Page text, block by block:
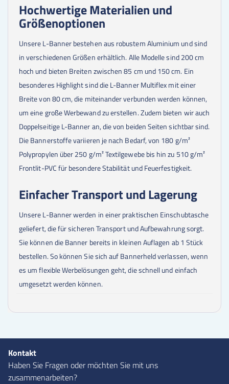
Hochwertige Materialien und
Größenoptionen
Unsere L-Banner bestehen aus robustem Aluminium und sind
in verschiedenen Größen erhältlich. Alle Modelle sind 200 cm
hoch und bieten Breiten zwischen 85 cm und 150 cm. Ein
besonderes Highlight sind die L-Banner Multiflex mit einer
Breite von 80 cm, die miteinander verbunden werden können,
um eine große Werbewand zu erstellen. Zudem bieten wir auch
Doppelseitige L-Banner an, die von beiden Seiten sichtbar sind.
Die Bannerstoffe variieren je nach Bedarf, von 180 g/m²
Polypropylen über 250 g/m² Textilgewebe bis hin zu 510 g/m²
Frontlit-PVC für besondere Stabilität und Feuerfestigkeit.
Einfacher Transport und Lagerung
Unsere L-Banner werden in einer praktischen Einschubtasche
geliefert, die für sicheren Transport und Aufbewahrung sorgt.
Sie können die Banner bereits in kleinen Auflagen ab 1 Stück
bestellen. So können Sie sich auf Bannerheld verlassen, wenn
es um flexible Werbelösungen geht, die schnell und einfach
umgesetzt werden können.
Kontakt
Haben Sie Fragen oder möchten Sie mit uns
zusammenarbeiten?